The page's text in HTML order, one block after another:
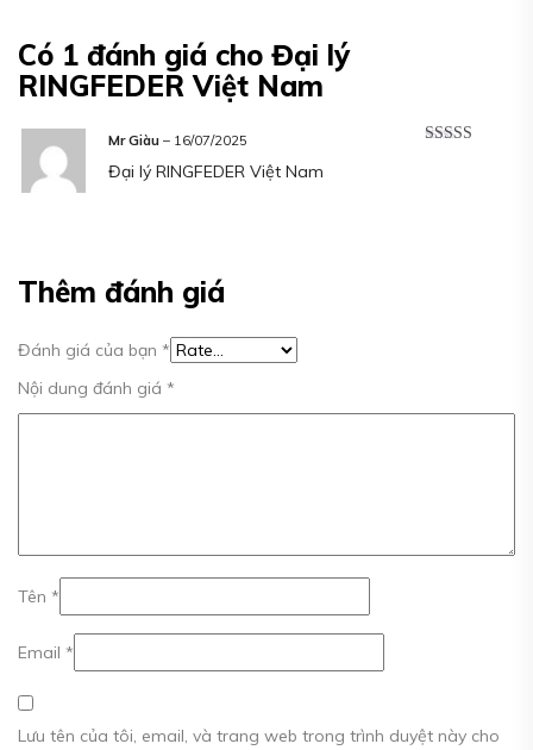
Có 1 đánh giá cho Đại lý
RINGFEDER Việt Nam
Mr Giàu – 16/07/2025
Đại lý RINGFEDER Việt Nam
Thêm đánh giá
Đánh giá của bạn *
Nội dung đánh giá *
Tên *
Email *
Lưu tên của tôi, email, và trang web trong trình duyệt này cho